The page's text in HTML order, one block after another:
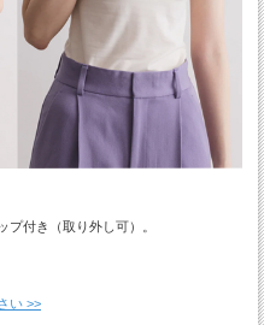
付き（取り外し可）。
い >>